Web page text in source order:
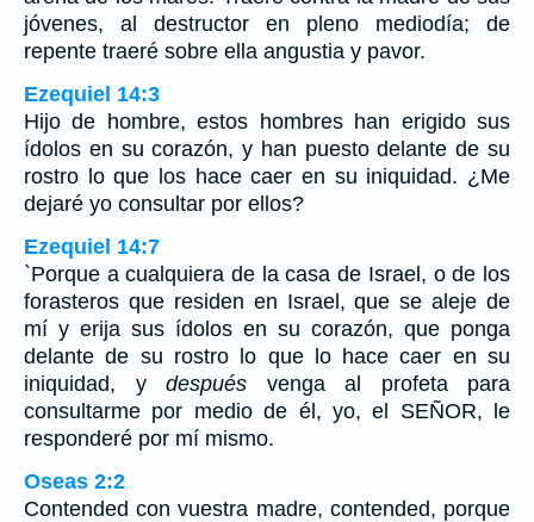
jóvenes, al destructor en pleno mediodía; de
repente traeré sobre ella angustia y pavor.
Ezequiel 14:3
Hijo de hombre, estos hombres han erigido sus
ídolos en su corazón, y han puesto delante de su
rostro lo que los hace caer en su iniquidad. ¿Me
dejaré yo consultar por ellos?
Ezequiel 14:7
`Porque a cualquiera de la casa de Israel, o de los
forasteros que residen en Israel, que se aleje de
mí y erija sus ídolos en su corazón, que ponga
delante de su rostro lo que lo hace caer en su
iniquidad, y después venga al profeta para
consultarme por medio de él, yo, el SEÑOR, le
responderé por mí mismo.
Oseas 2:2
Contended con vuestra madre, contended, porque